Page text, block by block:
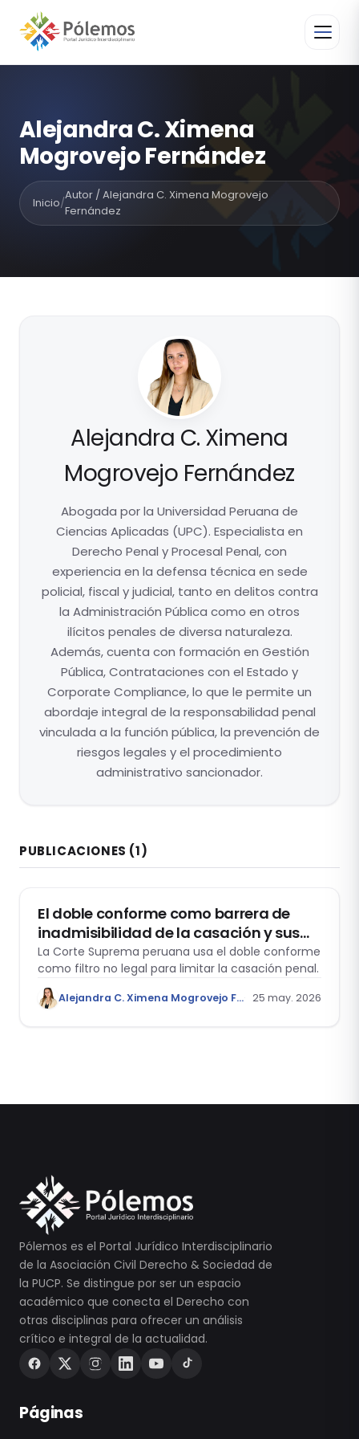
Alejandra C. Ximena
Mogrovejo Fernández
Inicio/
Autor / Alejandra C. Ximena Mogrovejo
Fernández
Alejandra C. Ximena
Mogrovejo Fernández
Abogada por la Universidad Peruana de
Ciencias Aplicadas (UPC). Especialista en
Derecho Penal y Procesal Penal, con
experiencia en la defensa técnica en sede
policial, fiscal y judicial, tanto en delitos contra
la Administración Pública como en otros
ilícitos penales de diversa naturaleza.
Además, cuenta con formación en Gestión
Pública, Contrataciones con el Estado y
Corporate Compliance, lo que le permite un
abordaje integral de la responsabilidad penal
vinculada a la función pública, la prevención de
riesgos legales y el procedimiento
administrativo sancionador.
PUBLICACIONES (1)
DERECHO PROCESAL PENAL
El doble conforme como barrera de
inadmisibilidad de la casación y sus
tensiones con la legalidad procesal
La Corte Suprema peruana usa el doble conforme
como filtro no legal para limitar la casación penal.
Alejandra C. Ximena Mogrovejo Fernández 25 may. 2026
Pólemos es el Portal Jurídico Interdisciplinario
de la Asociación Civil Derecho & Sociedad de
la PUCP. Se distingue por ser un espacio
académico que conecta el Derecho con
otras disciplinas para ofrecer un análisis
crítico e integral de la actualidad.
Páginas